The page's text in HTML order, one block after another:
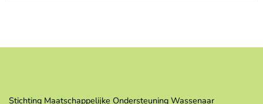
Stichting Maatschappelijke Ondersteuning Wassenaar